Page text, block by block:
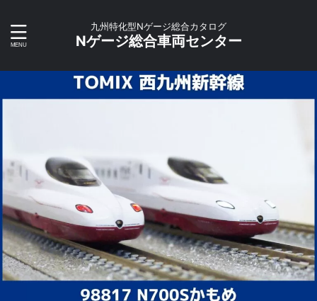
九州特化型Nゲージ総合カタログ
Nゲージ総合車両センター